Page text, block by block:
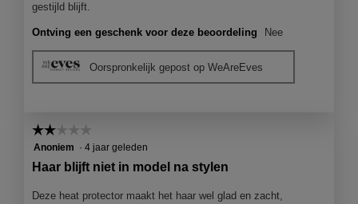
gestijld blijft.
Ontving een geschenk voor deze beoordeling Nee
Oorspronkelijk gepost op WeAreEves
☆☆☆☆☆
☆☆☆☆☆
2
van
sterren.
Anoniem · 4 jaar geleden
Haar blijft niet in model na stylen
Deze heat protector maakt het haar wel glad en zacht,